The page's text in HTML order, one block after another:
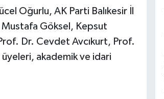
Oğurlu, AK Parti Balıkesir İl
Mustafa Göksel, Kepsut
Prof. Dr. Cevdet Avcıkurt, Prof.
akademik ve idari